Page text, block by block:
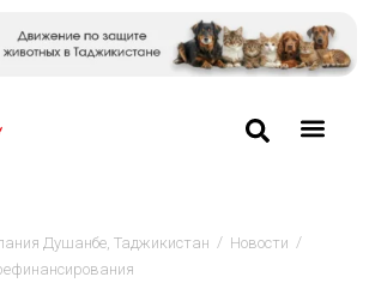
Душанбе, Таджикистан / Новости /